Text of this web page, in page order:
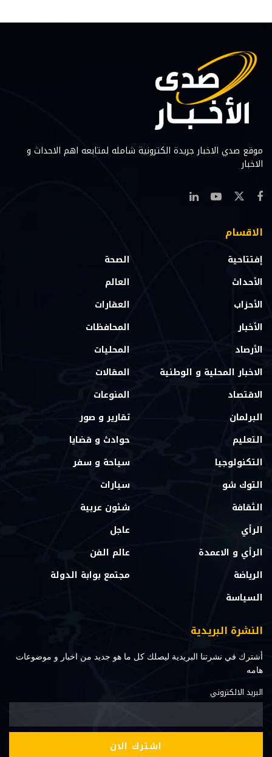
موقع صدي الاخبار جريدة الكترونية شامله لمتابعه اهم الاحداث و
الاخبار
الاقسام
إفتتاحية
الأحداث
الأحزاب
الأخبار
الأرصاد
الاخبار المحلية و الوطنية
الاقتصاد
البرلمان
التعليم
التكنولوجيا
التوك شو
الثقافة
الرأي
الرأي و الاعمدة
الرياضة
السياسة
الصحة
العالم
العقارات
المحافظات
المحليات
المقالات
المنوعات
تقارير و صور
حوادث و قضايا
سياحة و سفر
سيارات
شئون عربية
عاجل
عالم الفن
مجتمع بوابة الدولة
النشرة البريدية
أشترك في نشرتنا البريدية ليصلك كل ما هو جديد من اخبار و موضوعات
هامه
البريد الالكتروني